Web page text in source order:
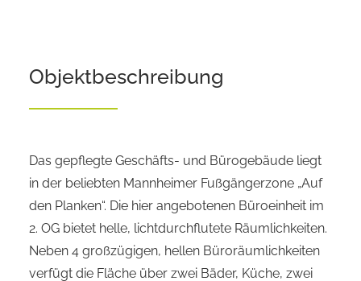
Objekt­beschreibung
Das gepflegte Geschäfts- und Bürogebäude liegt
in der beliebten Mannheimer Fußgängerzone „Auf
den Planken“. Die hier angebotenen Büroeinheit im
2. OG bietet helle, lichtdurchflutete Räumlichkeiten.
Neben 4 großzügigen, hellen Büroräumlichkeiten
verfügt die Fläche über zwei Bäder, Küche, zwei